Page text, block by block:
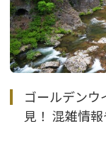
ゴールデン
見！ 混雑情